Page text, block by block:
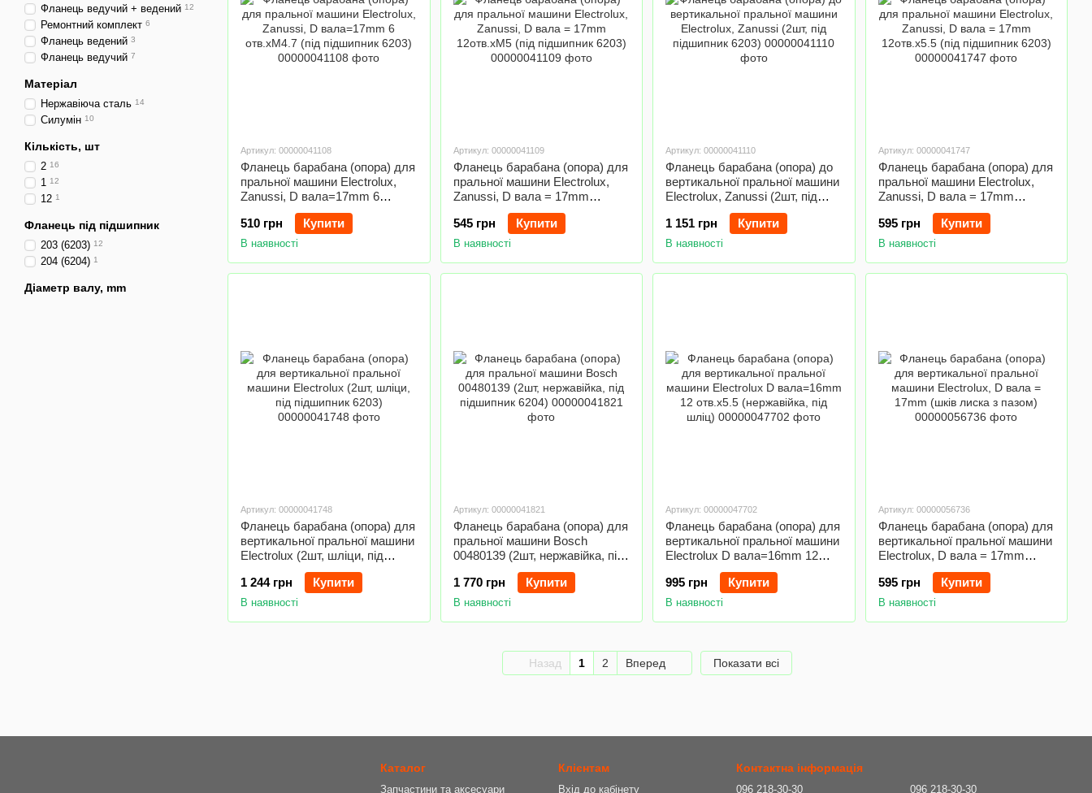
Артикул: 00000041108
Фланець барабана (опора) для
пральної машини Electrolux,
Zanussi, D вала=17mm 6
отв.xM4.7 (під підшипник 6203)
510 грн
Купити
В наявності
Артикул: 00000041109
Фланець барабана (опора) для
пральної машини Electrolux,
Zanussi, D вала = 17mm
12отв.xM5 (під підшипник 6203)
545 грн
Купити
В наявності
Артикул: 00000041110
Фланець барабана (опора) до
вертикальної пральної машини
Electrolux, Zanussi (2шт, під
підшипник 6203)
1 151 грн
Купити
В наявності
Артикул: 00000041747
Фланець барабана (опора) для
пральної машини Electrolux,
Zanussi, D вала = 17mm
12отв.x5.5 (під підшипник 6203)
595 грн
Купити
В наявності
Артикул: 00000041748
Фланець барабана (опора) для
вертикальної пральної машини
Electrolux (2шт, шліци, під
підшипник 6203)
1 244 грн
Купити
В наявності
Артикул: 00000041821
Фланець барабана (опора) для
пральної машини Bosch
00480139 (2шт, нержавійка, під
підшипник 6204)
1 770 грн
Купити
В наявності
Артикул: 00000047702
Фланець барабана (опора) для
вертикальної пральної машини
Electrolux D вала=16mm 12
отв.x5.5 (нержавійка, під шліц)
995 грн
Купити
В наявності
Артикул: 00000056736
Фланець барабана (опора) для
вертикальної пральної машини
Electrolux, D вала = 17mm
(шків лиска з пазом)
595 грн
Купити
В наявності
Назад 1 2 Вперед Показати всі
Фланець ведучий + ведений 12
Ремонтний комплект 6
Фланець ведений 3
Фланець ведучий 7
Матеріал
Нержавіюча сталь 14
Силумін 10
Кількість, шт
2 16
1 12
12 1
Фланець під підшипник
203 (6203) 12
204 (6204) 1
Діаметр валу, mm
Каталог
Запчастини та аксесуари
Клієнтам
Вхід до кабінету
Контактна інформація
096 218-30-30 096 218-30-30